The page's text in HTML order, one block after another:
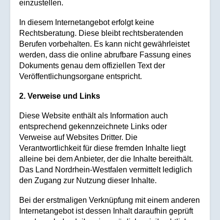
einzustellen.
In diesem Internetangebot erfolgt keine
Rechtsberatung. Diese bleibt rechtsberatenden
Berufen vorbehalten. Es kann nicht gewährleistet
werden, dass die online abrufbare Fassung eines
Dokuments genau dem offiziellen Text der
Veröffentlichungsorgane entspricht.
2. Verweise und Links
Diese Website enthält als Information auch
entsprechend gekennzeichnete Links oder
Verweise auf Websites Dritter. Die
Verantwortlichkeit für diese fremden Inhalte liegt
alleine bei dem Anbieter, der die Inhalte bereithält.
Das Land Nordrhein-Westfalen vermittelt lediglich
den Zugang zur Nutzung dieser Inhalte.
Bei der erstmaligen Verknüpfung mit einem anderen
Internetangebot ist dessen Inhalt daraufhin geprüft